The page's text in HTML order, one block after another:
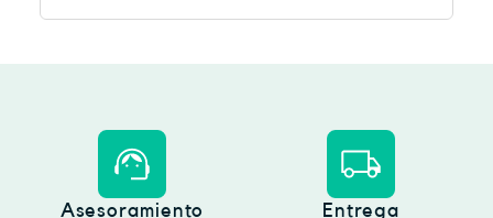
Asesoramiento
Entrega